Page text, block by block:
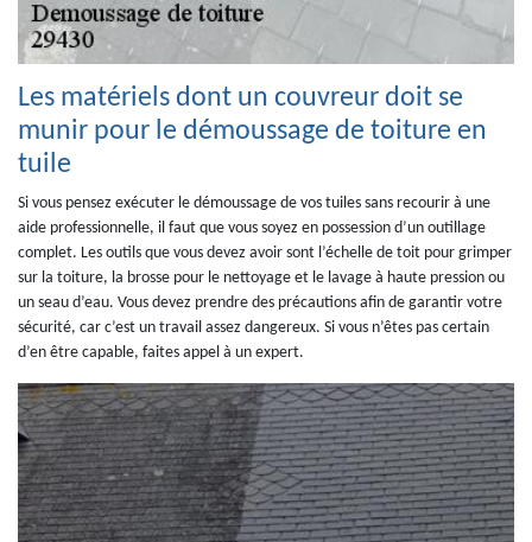
Les matériels dont un couvreur doit se
munir pour le démoussage de toiture en
tuile
Si vous pensez exécuter le démoussage de vos tuiles sans recourir à une
aide professionnelle, il faut que vous soyez en possession d’un outillage
complet. Les outils que vous devez avoir sont l’échelle de toit pour grimper
sur la toiture, la brosse pour le nettoyage et le lavage à haute pression ou
un seau d’eau. Vous devez prendre des précautions afin de garantir votre
sécurité, car c’est un travail assez dangereux. Si vous n’êtes pas certain
d’en être capable, faites appel à un expert.